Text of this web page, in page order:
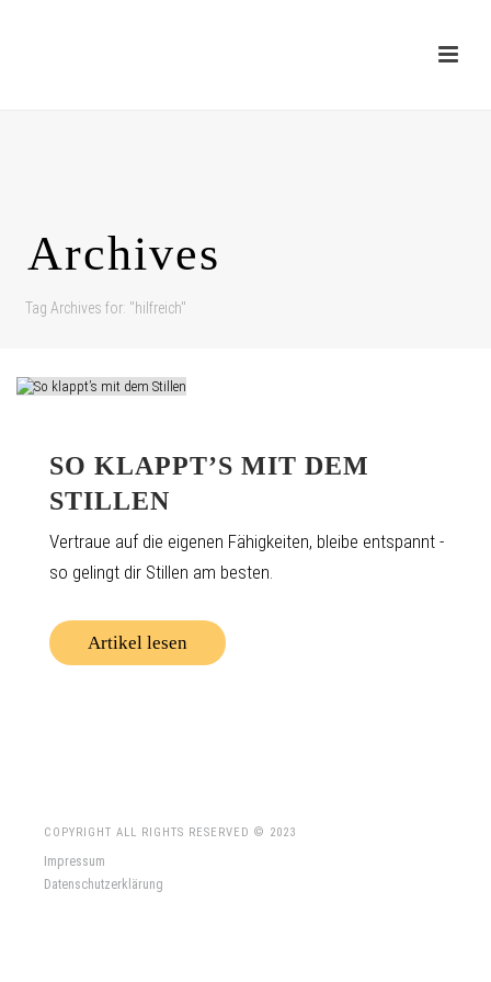
Archives
Tag Archives for: "hilfreich"
SO KLAPPT’S MIT DEM
STILLEN
Vertraue auf die eigenen Fähigkeiten, bleibe entspannt -
so gelingt dir Stillen am besten.
Artikel lesen
COPYRIGHT ALL RIGHTS RESERVED © 2023
Impressum
Datenschutzerklärung